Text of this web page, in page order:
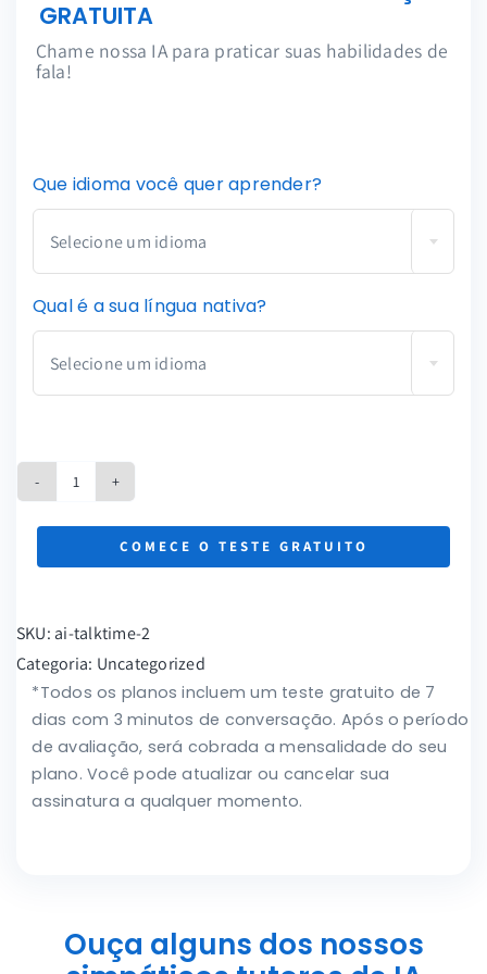
GRATUITA
Chame nossa IA para praticar suas habilidades de
fala!
Que idioma você quer aprender?
Selecione um idioma
Qual é a sua língua nativa?
Selecione um idioma
Tutor
de
Idiomas
quantidade
COMECE O TESTE GRATUITO
SKU: ai-talktime-2
Categoria: Uncategorized
*Todos os planos incluem um teste gratuito de 7
dias com 3 minutos de conversação. Após o período
de avaliação, será cobrada a mensalidade do seu
plano. Você pode atualizar ou cancelar sua
assinatura a qualquer momento.
Ouça alguns dos nossos
Disponível
24/7
Inigualável